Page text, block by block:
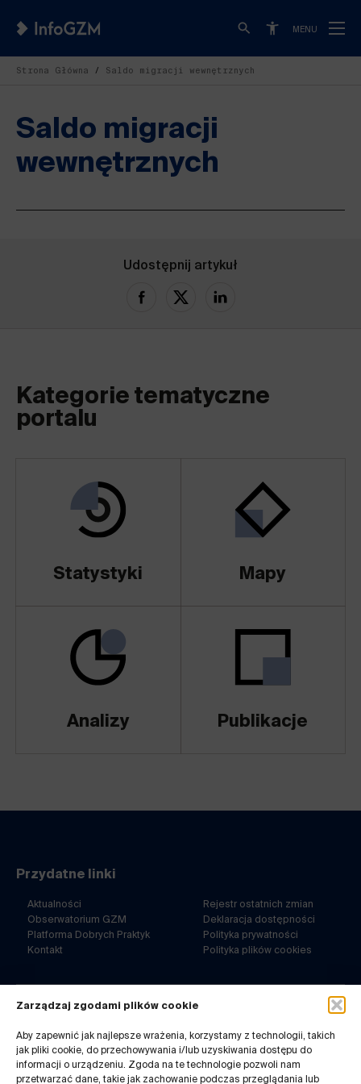
Zarządzaj zgodami plików cookie
Aby zapewnić jak najlepsze wrażenia, korzystamy z technologii, takich
jak pliki cookie, do przechowywania i/lub uzyskiwania dostępu do
informacji o urządzeniu. Zgoda na te technologie pozwoli nam
przetwarzać dane, takie jak zachowanie podczas przeglądania lub
MENU
Strona Główna Saldo migracji wewnętrznych
Saldo migracji
wewnętrznych
Udostępnij artykuł
Kategorie tematyczne
portalu
Statystyki Mapy
Analizy Publikacje
40-053 Katowice
32 7180-767
pn-pt. 8-14
Przydatne linki
Aktualności
Obserwatorium GZM
Platforma Dobrych Praktyk
Kontakt
Rejestr ostatnich zmian
Deklaracja dostępności
Polityka prywatności
Polityka plików cookies